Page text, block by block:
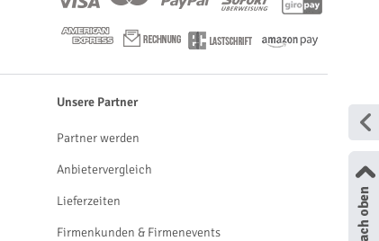
Unsere Partner
Partner werden
Anbietervergleich
Lieferzeiten
Firmenkunden & Firmenevents